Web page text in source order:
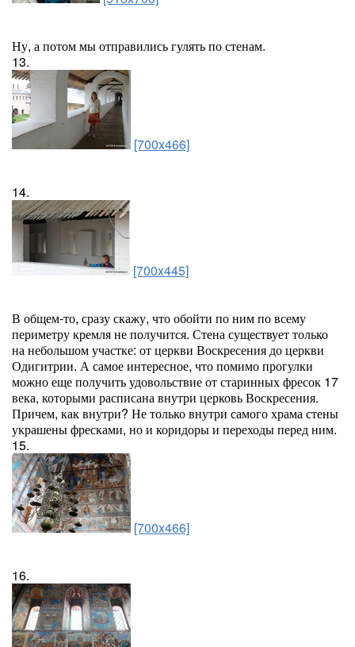
Ну, а потом мы отправились гулять по стенам.
13.
[700x466]
14.
[700x445]
В общем-то, сразу скажу, что обойти по ним по всему
периметру кремля не получится. Стена существует только
на небольшом участке: от церкви Воскресения до церкви
Одигитрии. А самое интересное, что помимо прогулки
можно еще получить удовольствие от старинных фресок 17
века, которыми расписана внутри церковь Воскресения.
Причем, как внутри? Не только внутри самого храма стены
украшены фресками, но и коридоры и переходы перед ним.
15.
[700x466]
16.